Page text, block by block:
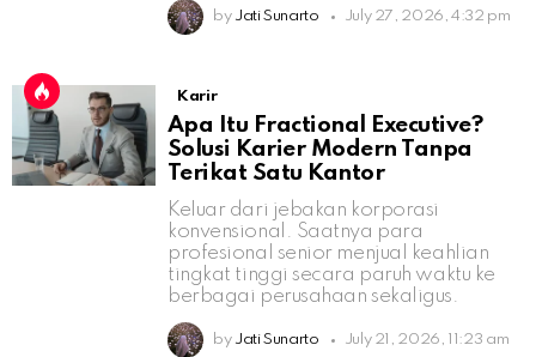
by Jati Sunarto July 27, 2026, 4:32 pm
Karir
Apa Itu Fractional Executive?
Solusi Karier Modern Tanpa
Terikat Satu Kantor
Keluar dari jebakan korporasi
konvensional. Saatnya para
profesional senior menjual keahlian
tingkat tinggi secara paruh waktu ke
berbagai perusahaan sekaligus.
by Jati Sunarto July 21, 2026, 11:23 am